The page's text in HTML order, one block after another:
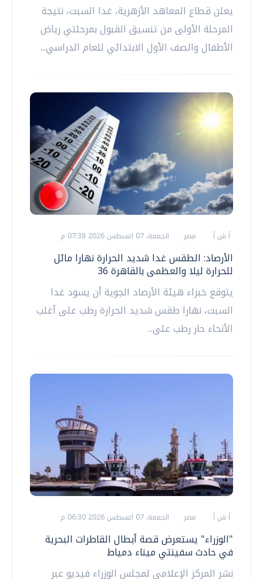
يعلن قطاع المعاهد الأزهرية، غدا السبت، نتيجة
المرحلة الأولى من تنسيق القبول بمرحلتي رياض
الأطفال والصف الأول الابتدائي للعام الدراسي...
أ ش أ مصر الجمعة، 07 اغسطس 2026 07:38 م
الأرصاد: الطقس غدا شديد الحرارة نهارا مائل
للحرارة ليلا والعظمى بالقاهرة 36
يتوقع خبراء هيئة الأرصاد الجوية أن يسود غدا
السبت، نهارا طقس شديد الحرارة رطب على أغلب
الأنحاء حار رطب على...
أ ش أ مصر الجمعة، 07 اغسطس 2026 06:30 م
"الوزراء" يستعرض قصة أبطال القاطرات البحرية
في حادث سفينتي ميناء دمياط
نشر المركز الإعلامي لمجلس الوزراء فيديو عبر